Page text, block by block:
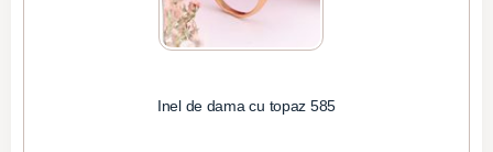
Inel de dama cu topaz 585